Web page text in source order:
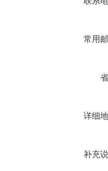
常用
详细
补充